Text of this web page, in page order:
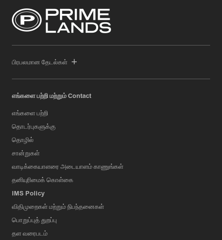
பிரபலமான தேடல்கள்
எங்களை பற்றி மற்றும் Contact
எங்களை பற்றி
தொடர்புகளுக்கு
தொழில்
சான்றுகள்
வாடிக்கையாளரை அடையாளம் காணுங்கள்
தனியுரிமைக் கொள்கை
IMS Policy
விதிமுறைகள் மற்றும் நிபந்தனைகள்
பொறுப்புத் துறப்பு
தள வரைபடம்